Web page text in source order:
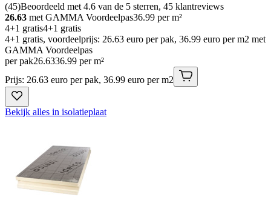
(45)Beoordeeld met 4.6 van de 5 sterren, 45 klantreviews
26.63 met GAMMA Voordeelpas36.99 per m²
4+1 gratis4+1 gratis
4+1 gratis, voordeelprijs: 26.63 euro per pak, 36.99 euro per m2 met
GAMMA Voordeelpas
per pak26.6336.99 per m²
Prijs: 26.63 euro per pak, 36.99 euro per m2
Bekijk alles in isolatieplaat